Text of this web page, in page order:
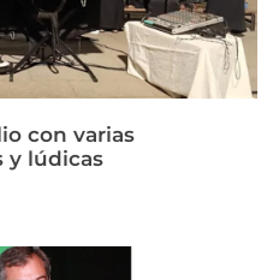
con varias
y lúdicas